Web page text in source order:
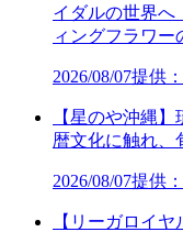
イダルの世界
ィングフラワー
2026/08/07提供
【星のや沖縄
暦文化に触れ、
2026/08/07提供
【リーガロイ